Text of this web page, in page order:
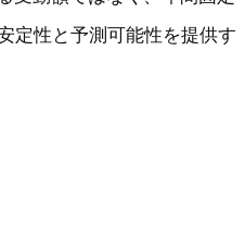
定性と予測可能性を提供す